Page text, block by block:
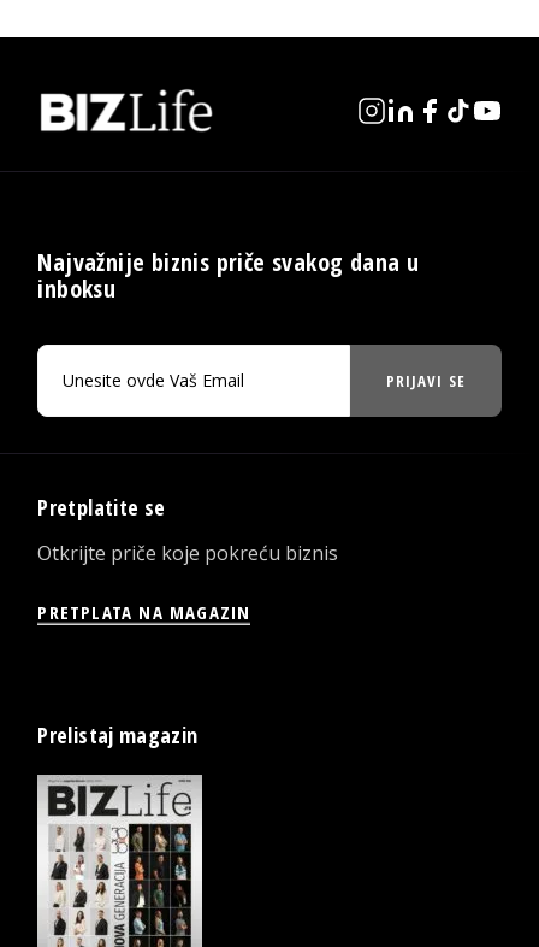
Najvažnije biznis priče svakog dana u
inboksu
PRIJAVI SE
Pretplatite se
Otkrijte priče koje pokreću biznis
PRETPLATA NA MAGAZIN
Prelistaj magazin